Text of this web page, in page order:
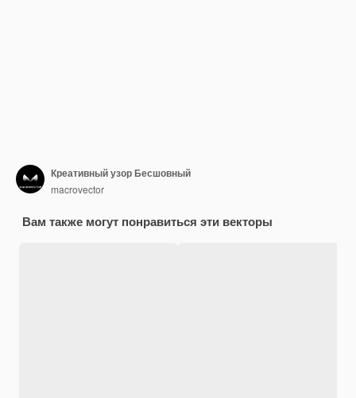
Креативный узор Бесшовный
macrovector
Вам также могут понравиться эти векторы